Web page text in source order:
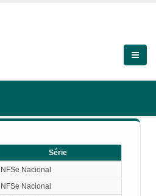
Série
Série
NFSe Nacional
NFSe Nacional